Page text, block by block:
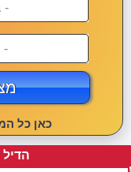
- בחר תאריך יציאה -
- בחר תאריך חזרה -
כאן כל
הדיל